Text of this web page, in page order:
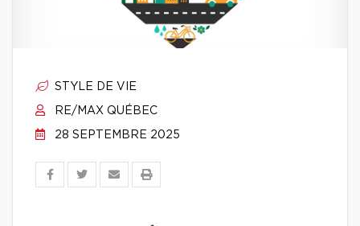
STYLE DE VIE
RE/MAX QUÉBEC
28 SEPTEMBRE 2025